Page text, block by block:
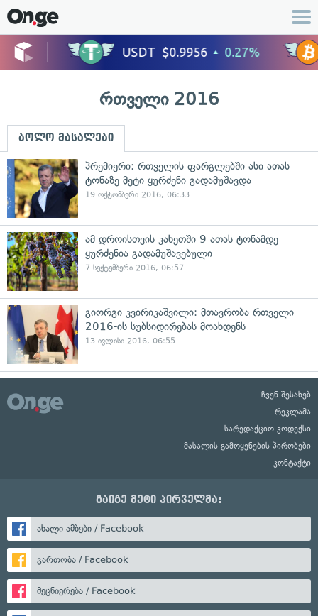
რთველი 2016
ბოლო მასალები
პრემიერი: რთველის ფარგლებში ასი ათას
ტონაზე მეტი ყურძენი გადამუშავდა
19 ოქტომბერი 2016, 06:33
ამ დროისთვის კახეთში 9 ათას ტონამდე
ყურძენია გადამუშავებული
7 სექტემბერი 2016, 06:57
გიორგი კვირიკაშვილი: მთავრობა რთველი
2016-ის სუბსიდირებას მოახდენს
13 ივლისი 2016, 06:55
ჩვენ შესახებ
რეკლამა
სარედაქციო კოდექსი
მასალის გამოყენების პირობები
კონტაქტი
გაიგე მეტი პირველმა:
ახალი ამბები / Facebook
გართობა / Facebook
მეცნიერება / Facebook